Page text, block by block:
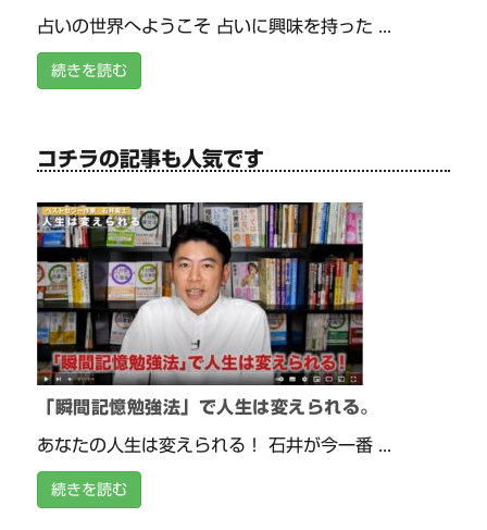
占いの世界へようこそ 占いに興味を持った ...
続きを読む
コチラの記事も人気です
「瞬間記憶勉強法」で人生は変えられる。
あなたの人生は変えられる！ 石井が今一番 ...
続きを読む